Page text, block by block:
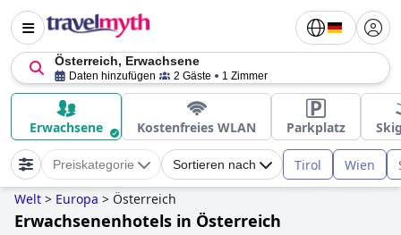
Österreich, Erwachsene
Daten hinzufügen 2 Gäste 1 Zimmer
Erwachsene Kostenfreies WLAN Parkplatz
Preiskategorie Sortieren nach Tirol Wien
Welt > Europa > Österreich
Erwachsenenhotels in Österreich